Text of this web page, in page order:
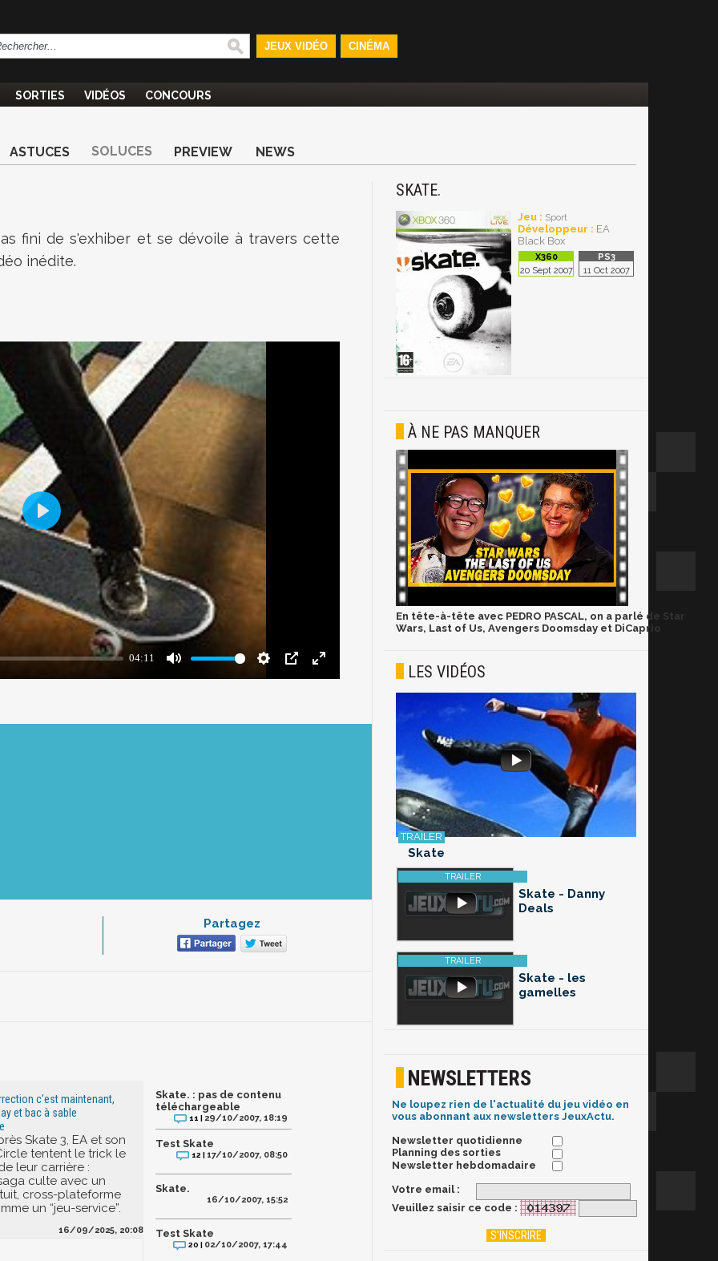
JEUX VIDÉO CINÉMA
SORTIES VIDÉOS CONCOURS
ASTUCES SOLUCES PREVIEW NEWS
fini de s'exhiber et se dévoile à travers cette
inédite.
Partagez
c'est maintenant,
et bac à sable
Skate 3, EA et son
tentent le trick le
leur carrière :
culte avec un
cross-plateforme
un “jeu-service”.
16/09/2025, 20:08
Skate. : pas de contenu
téléchargeable
11 | 29/10/2007, 18:19
Test Skate
12 |17/10/2007, 08:50
Skate.
16/10/2007, 15:52
Test Skate
20 | 02/10/2007, 17:44
SKATE.
Jeu : Sport
Développeur : EA
Black Box
20 Sept 2007 11 Oct 2007
À NE PAS MANQUER
En tête-à-tête avec PEDRO PASCAL, on a parlé de Star
Wars, Last of Us, Avengers Doomsday et DiCaprio
LES VIDÉOS
Skate
Skate - Danny
Deals
Skate - les
gamelles
NEWSLETTERS
Ne loupez rien de l'actualité du jeu vidéo en
vous abonnant aux newsletters JeuxActu.
Newsletter quotidienne
Planning des sorties
Newsletter hebdomadaire
Votre email :
Veuillez saisir ce code :